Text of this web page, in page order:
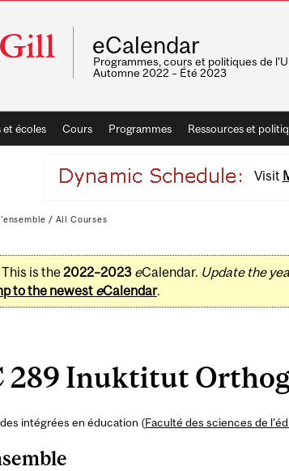
eCalendar
Programmes, cours et politiques de
Automne 2022 – Été 2023
et écoles Cours Programmes Ressources et
Visit
/ All Courses
is the2022–2023 eCalendar. Update the
to the newest eCalendar.
289 Inuktitut
intégrées en éducation (Faculté des sciences de